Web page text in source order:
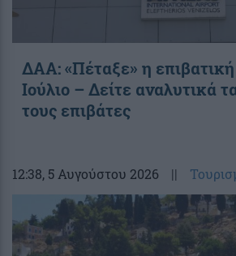
ΔΑΑ: «Πέταξε» η
Ιούλιο – Δείτε αναλυτικά
τους επιβάτες
12:38, 5 Αυγούστου 2026 ||